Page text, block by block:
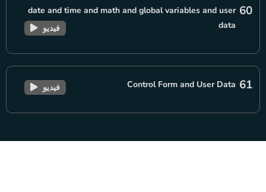
60
date and time and math and global variables and user
data
فيديو
61
Control Form and User Data فيديو